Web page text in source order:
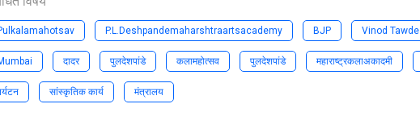
P.L.Deshpandemaharshtraartsacademy BJP Vinod Tawde
दादर पुलदेशपांडे कलामहोत्सव पुलदेशपांडे महाराष्ट्रकलाअकादमी
सांस्कृतिक कार्य मंत्रालय